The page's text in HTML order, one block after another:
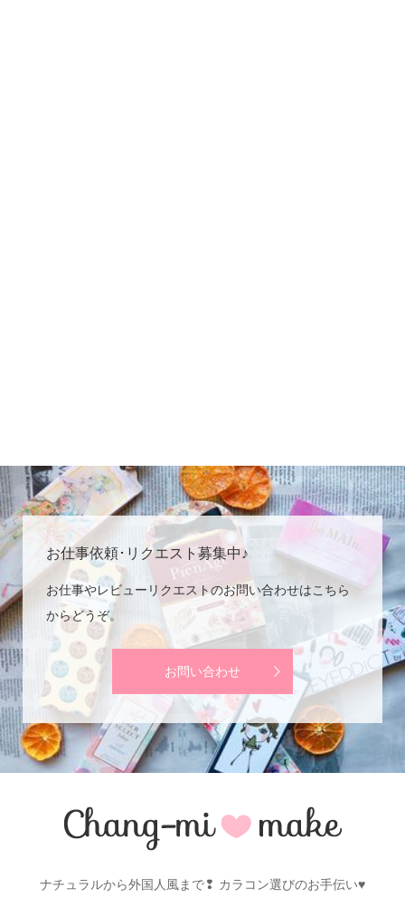
お仕事依頼･リクエスト募集中♪
お仕事やレビューリクエストのお問い合わせはこちら
からどうぞ。
お問い合わせ
ナチュラルから外国人風まで❢ カラコン選びのお手伝い♥